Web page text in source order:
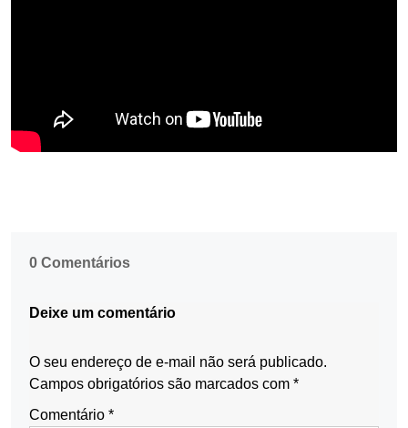
0 Comentários
Deixe um comentário
O seu endereço de e-mail não será publicado.
Campos obrigatórios são marcados com *
Comentário *